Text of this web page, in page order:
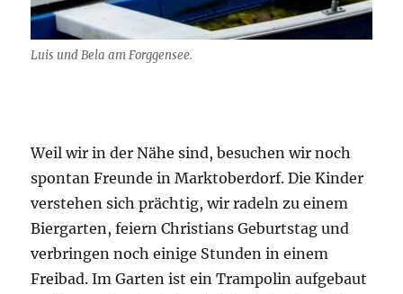
Luis und Bela am Forggensee.
Weil wir in der Nähe sind, besuchen wir noch
spontan Freunde in Marktoberdorf. Die Kinder
verstehen sich prächtig, wir radeln zu einem
Biergarten, feiern Christians Geburtstag und
verbringen noch einige Stunden in einem
Freibad. Im Garten ist ein Trampolin aufgebaut